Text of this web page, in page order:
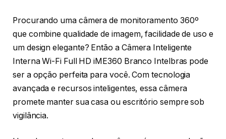
Procurando uma câmera de monitoramento 360º
que combine qualidade de imagem, facilidade de uso e
um design elegante? Então a Câmera Inteligente
Interna Wi-Fi Full HD iME360 Branco Intelbras pode
ser a opção perfeita para você. Com tecnologia
avançada e recursos inteligentes, essa câmera
promete manter sua casa ou escritório sempre sob
vigilância.